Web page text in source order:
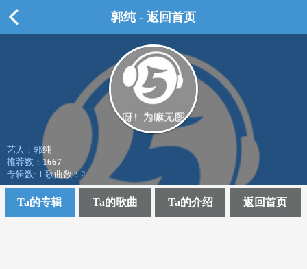
郭纯 - 返回首页
艺人：郭纯
推荐数： 1667
专辑数: 1 歌曲数：2
Ta的专辑 Ta的歌曲 Ta的介绍 返回首页